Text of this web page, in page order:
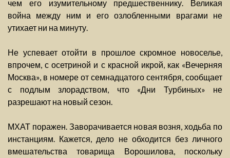
чем его изумительному предшественнику. Великая
война между ним и его озлобленными врагами не
утихает ни на минуту.
Не успевает отойти в прошлое скромное новоселье,
впрочем, с осетриной и с красной икрой, как «Вечерняя
Москва», в номере от семнадцатого сентября, сообщает
с подлым злорадством, что «Дни Турбиных» не
разрешают на новый сезон.
МХАТ поражен. Заворачивается новая возня, ходьба по
инстанциям. Кажется, дело не обходится без личного
вмешательства товарища Ворошилова, поскольку